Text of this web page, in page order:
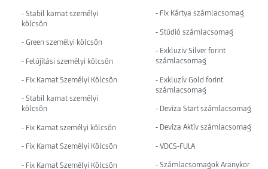
- Stabil kamat személyi
kölcsön
- Green személyi kölcsön
- Felújítási személyi kölcsön
- Fix Kamat Személyi Kölcsön
- Stabil kamat személyi
kölcsön
- Fix Kamat személyi kölcsön
- Fix Kamat Személyi Kölcsön
- Fix Kamat Személyi Kölcsön
- Fix Kártya számlacsomag
- Stúdió számlacsomag
- Exkluziv Silver forint
számlacsomag
- Exkluzív Gold forint
számlacsomag
- Deviza Start számlacsomag
- Deviza Aktív számlacsomag
- VDCS-FULA
- Számlacsomagok Aranykor